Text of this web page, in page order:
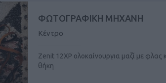
ΦΩΤΟΓΡΑΦΙΚΗ ΜΗΧΑΝΗ
Κέντρο
Zenit 12XP ολοκαίνουργια μαζί με φλας
θήκη